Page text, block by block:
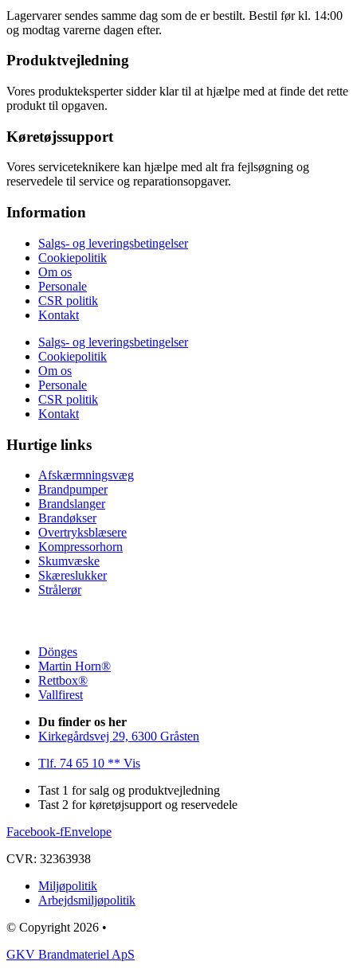
Lagervarer sendes samme dag som de er bestilt. Bestil før kl. 14:00
og modtag varerne dagen efter.
Produktvejledning
Vores produkteksperter sidder klar til at hjælpe med at finde det rette
produkt til opgaven.
Køretøjssupport
Vores serviceteknikere kan hjælpe med alt fra fejlsøgning og
reservedele til service og reparationsopgaver.
Information
Salgs- og leveringsbetingelser
Cookiepolitik
Om os
Personale
CSR politik
Kontakt
Salgs- og leveringsbetingelser
Cookiepolitik
Om os
Personale
CSR politik
Kontakt
Hurtige links
Afskærmningsvæg
Brandpumper
Brandslanger
Brandøkser
Overtryksblæsere
Kompressorhorn
Skumvæske
Skæreslukker
Strålerør
Dönges
Martin Horn®
Rettbox®
Vallfirest
Du finder os her
Kirkegårdsvej 29, 6300 Gråsten
Tlf. 74 65 10 ** Vis
Tast 1 for salg og produktvejledning
Tast 2 for køretøjsupport og reservedele
Facebook-fEnvelope
CVR: 32363938
Miljøpolitik
Arbejdsmiljøpolitik
© Copyright 2026 •
GKV Brandmateriel ApS